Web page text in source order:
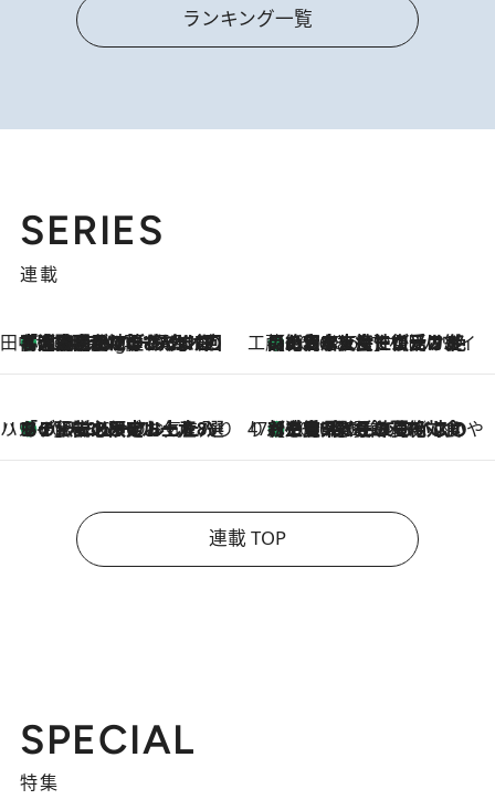
ランキング一覧
SERIES
連載
田中稲の勝手に再ブーム
1 Hour Ago
「湘南乃風に憧れて」観客大盛上がりの“タオル回し”に、ラッパー顔負けの高速歌唱まで…さだまさし（74）のアグレッシブすぎる現在地 工藤まやのおもてなしハワイ
2026.8.6
【ハワイ土産】ローカルの絶大な支持で復活！ 絶品の幻クッキー《元ファンの日本人女性が受け継いだ名店》
ハワイ賢者 リサのお気に入りリスト2026.8.6
あの伝説の限定トートも！ リニューアルした「ディーン＆デルーカ ハワイ」で必須のお土産8選 47都道府県の手みやげ ひんやりスイーツで夏を満喫
2026.8.6
【三重県】この夏絶対食べたい 冷やしておいしいおやつ3選 お餅×アイスの新感覚スイーツ
連載 TOP
SPECIAL
特集